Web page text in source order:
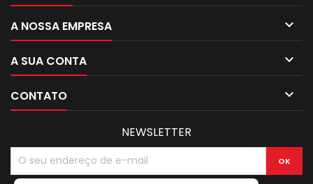
A NOSSA EMPRESA 
A SUA CONTA 
CONTATO 
NEWSLETTER